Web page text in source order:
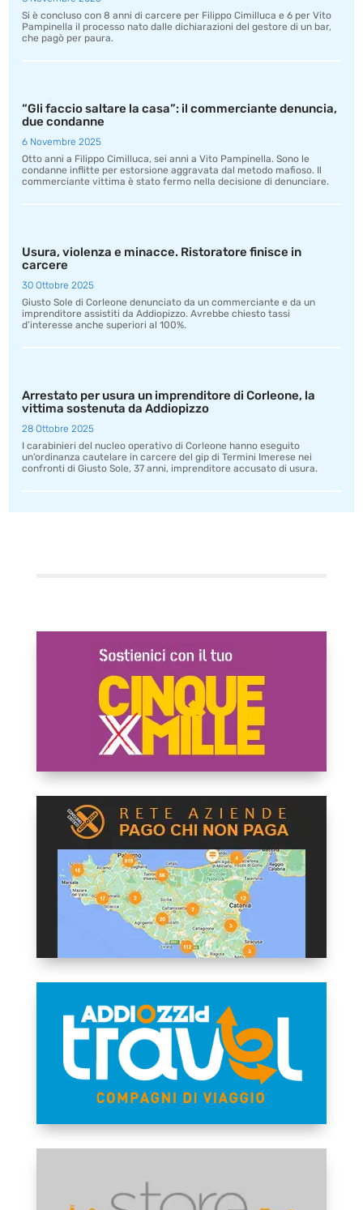
Si è concluso con 8 anni di carcere per Filippo Cimilluca e 6 per Vito
Pampinella il processo nato dalle dichiarazioni del gestore di un bar,
che pagò per paura.
“Gli faccio saltare la casa”: il commerciante denuncia,
due condanne
6 Novembre 2025
Otto anni a Filippo Cimilluca, sei anni a Vito Pampinella. Sono le
condanne inflitte per estorsione aggravata dal metodo mafioso. Il
commerciante vittima è stato fermo nella decisione di denunciare.
Usura, violenza e minacce. Ristoratore finisce in
carcere
30 Ottobre 2025
Giusto Sole di Corleone denunciato da un commerciante e da un
imprenditore assistiti da Addiopizzo. Avrebbe chiesto tassi
d’interesse anche superiori al 100%.
Arrestato per usura un imprenditore di Corleone, la
vittima sostenuta da Addiopizzo
28 Ottobre 2025
I carabinieri del nucleo operativo di Corleone hanno eseguito
un’ordinanza cautelare in carcere del gip di Termini Imerese nei
confronti di Giusto Sole, 37 anni, imprenditore accusato di usura.